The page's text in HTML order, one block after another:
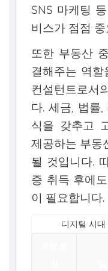
SNS 마케팅
비스가 점점
또한 부동산
결해주는 역
컨설턴트로서
다. 세금, 법률
식을 갖추고
제공하는 부동
될 것입니다.
증 취득 후에
이 필요합니다.
디지털 시